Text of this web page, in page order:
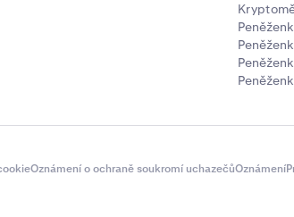
Oznámení o ochraně soukromí uchazečůOznámení